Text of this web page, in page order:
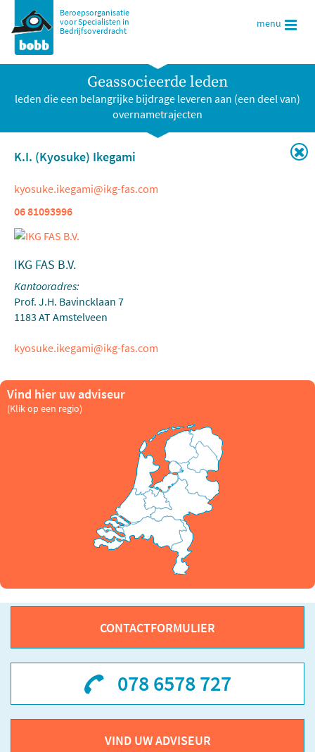
Beroepsorganisatie
voor Specialisten in
Bedrijfsoverdracht
menu
Geassocieerde leden
leden die een belangrijke bijdrage leveren aan (een deel van)
overnametrajecten
K.I. (Kyosuke) Ikegami
kyosuke.ikegami@ikg-fas.com
06 81093996
IKG FAS B.V.
Kantooradres:
Prof. J.H. Bavincklaan 7
1183 AT Amstelveen
kyosuke.ikegami@ikg-fas.com
Vind hier uw adviseur
(Klik op een regio)
CONTACTFORMULIER
078 6578 727
VIND UW ADVISEUR